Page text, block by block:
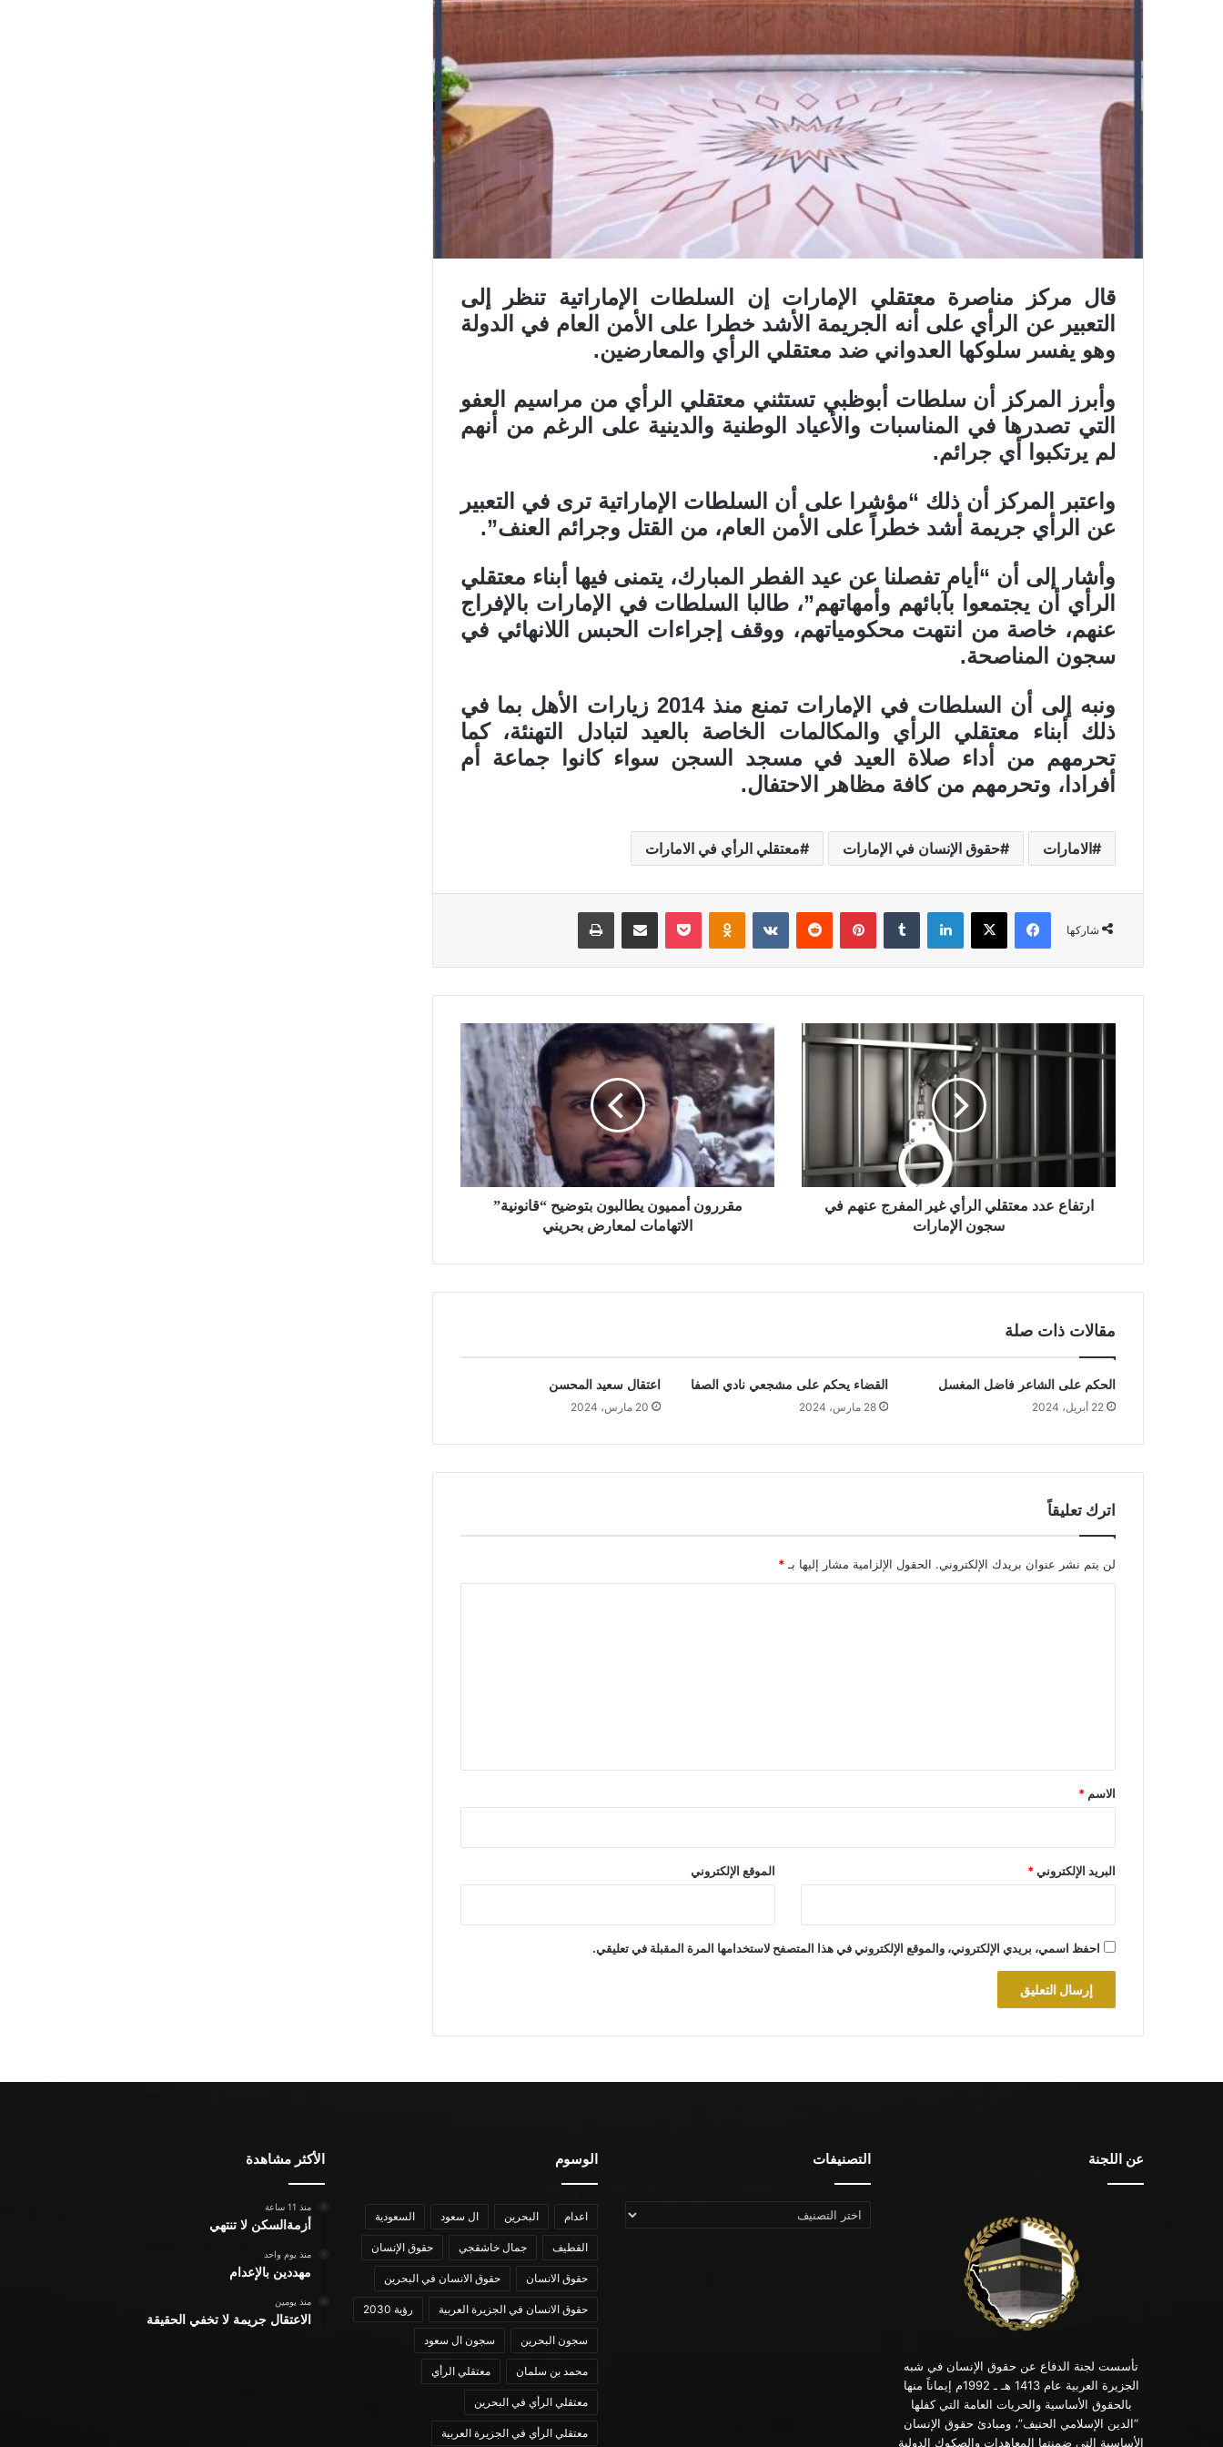
قال مركز مناصرة معتقلي الإمارات إن السلطات الإماراتية تنظر إلى
التعبير عن الرأي على أنه الجريمة الأشد خطرا على الأمن العام في الدولة
وهو يفسر سلوكها العدواني ضد معتقلي الرأي والمعارضين.
وأبرز المركز أن سلطات أبوظبي تستثني معتقلي الرأي من مراسيم العفو
التي تصدرها في المناسبات والأعياد الوطنية والدينية على الرغم من أنهم
لم يرتكبوا أي جرائم.
واعتبر المركز أن ذلك “مؤشرا على أن السلطات الإماراتية ترى في التعبير
عن الرأي جريمة أشد خطراً على الأمن العام، من القتل وجرائم العنف”.
وأشار إلى أن “أيام تفصلنا عن عيد الفطر المبارك، يتمنى فيها أبناء معتقلي
الرأي أن يجتمعوا بآبائهم وأمهاتهم”، طالبا السلطات في الإمارات بالإفراج
عنهم، خاصة من انتهت محكومياتهم، ووقف إجراءات الحبس اللانهائي في
سجون المناصحة.
ونبه إلى أن السلطات في الإمارات تمنع منذ 2014 زيارات الأهل بما في
ذلك أبناء معتقلي الرأي والمكالمات الخاصة بالعيد لتبادل التهنئة، كما
تحرمهم من أداء صلاة العيد في مسجد السجن سواء كانوا جماعة أم
أفرادا، وتحرمهم من كافة مظاهر الاحتفال.
الامارات حقوق الإنسان في الإمارات معتقلي الرأي في الامارات
شاركها
فيسبوك X لينكدإن بينتيريست Odnoklassniki
بوكيت مشاركة عبر البريد طباعة
ارتفاع عدد معتقلي الرأي غير المفرج عنهم في
سجون الإمارات
مقررون أمميون يطالبون بتوضيح “قانونية”
الاتهامات لمعارض بحريني
مقالات ذات صلة
الحكم على الشاعر فاضل المغسل
22 أبريل، 2024
القضاء يحكم على مشجعي نادي الصفا
28 مارس، 2024
اعتقال سعيد المحسن
20 مارس، 2024
اترك تعليقاً
لن يتم نشر عنوان بريدك الإلكتروني. الحقول الإلزامية مشار إليها بـ *
*
الاسم *
البريد الإلكتروني* الموقع الإلكتروني
احفظ اسمي، بريدي الإلكتروني، والموقع الإلكتروني في هذا المتصفح لاستخدامها المرة المقبلة في تعليقي.
عن اللجنة
تأسست لجنة الدفاع عن حقوق الإنسان في شبه
الجزيرة العربية عام 1413 هـ ـ 1992م إيماناً منها
بالحقوق الأساسية والحريات العامة التي كفلها
“الدين الإسلامي الحنيف”، ومبادئ حقوق الإنسان
الأساسية التي ضمنتها المعاهدات والصكوك الدولية
التصنيفات
التصنيفات
الوسوم
اعدام البحرين ال سعود السعودية
القطيف جمال خاشقجي حقوق الإنسان
حقوق الانسان حقوق الانسان في البحرين
حقوق الانسان في الجزيرة العربية رؤية 2030
سجون البحرين سجون ال سعود
محمد بن سلمان معتقلي الرأي
معتقلي الرأي في البحرين
معتقلي الرأي في الجزيرة العربية
الأكثر مشاهدة
منذ 11 ساعة
أزمةالسكن لا تنتهي
منذ يوم واحد
مهددين بالإعدام
منذ يومين
الاعتقال جريمة لا تخفي الحقيقة